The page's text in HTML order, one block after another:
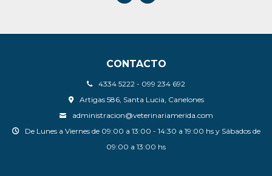
CONTACTO
4334 5222 - 099 234 692
Artigas 586, Santa Lucia, Canelones
administracion@veterinariamerida.com
De Lunes a Viernes de 09:00 a 13:00 - 14:30 a 19:00 hs y Sábados de
09:00 a 13:00 hs